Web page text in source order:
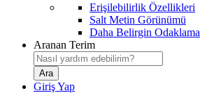
Erişilebilirlik Özellikleri
Salt Metin Görünümü
Daha Belirgin Odaklama
Aranan Terim
Giriş Yap